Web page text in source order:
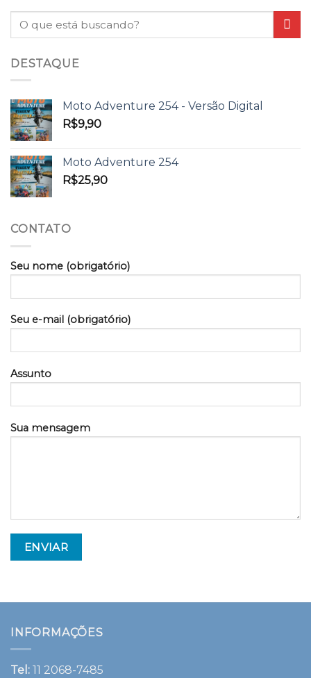
DESTAQUE
Moto Adventure 254 - Versão Digital
R$9,90
Moto Adventure 254
R$25,90
CONTATO
Seu nome (obrigatório)
Seu e-mail (obrigatório)
Assunto
Sua mensagem
INFORMAÇÕES
Tel: 11 2068-7485